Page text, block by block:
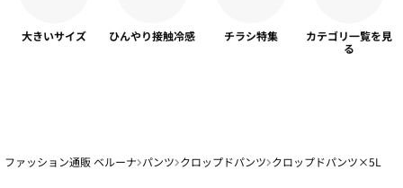
大きいサイズ ひんやり接触冷感 チラシ特集 カテゴリ一覧を見
る
ファッション通販 ベルーナ パンツ クロップドパンツ クロップドパンツ×5L